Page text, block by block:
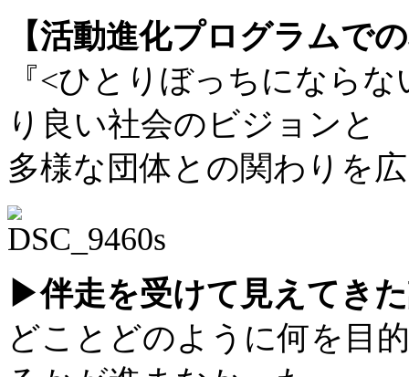
【活動進化プログラムで
『<ひとりぼっちになら
り良い社会のビジョンと
多様な団体との関わりを
▶︎伴走を受けて見えてき
どことどのように何を目